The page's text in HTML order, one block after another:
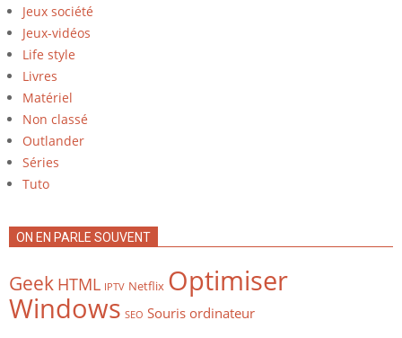
Jeux société
Jeux-vidéos
Life style
Livres
Matériel
Non classé
Outlander
Séries
Tuto
ON EN PARLE SOUVENT
Geek HTML IPTV Netflix Optimiser
Windows SEO Souris ordinateur